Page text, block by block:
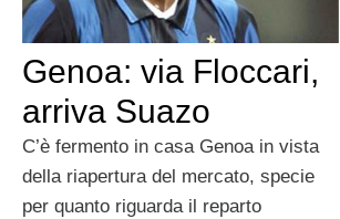
Genoa: via Floccari,
arriva Suazo
C’è fermento in casa Genoa in vista
della riapertura del mercato, specie
per quanto riguarda il reparto